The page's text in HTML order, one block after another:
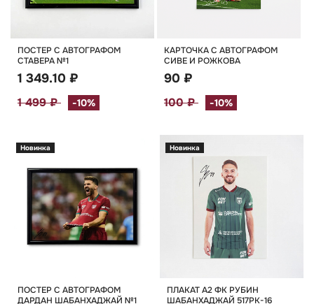
ПОСТЕР С АВТОГРАФОМ
СТАВЕРА №1
1 349.10 ₽
1 499 ₽ -10%
КАРТОЧКА С АВТОГРАФОМ
СИВЕ И РОЖКОВА
90 ₽
100 ₽ -10%
Новинка
ПОСТЕР С АВТОГРАФОМ
ДАРДАН ШАБАНХАДЖАЙ №1
Новинка
ПЛАКАТ А2 ФК РУБИН
ШАБАНХАДЖАЙ 517РК-16